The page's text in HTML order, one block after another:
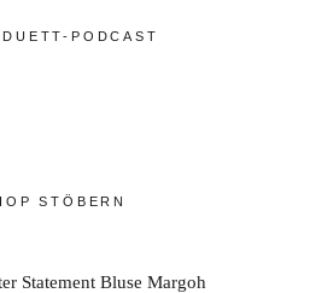
PODCAST
STÖBERN
Statement Bluse Margoh